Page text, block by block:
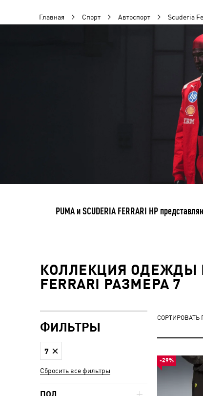
Главная Спорт Автоспорт Scuderia
PUMA и SCUDERIA FERRARI HP
КОЛЛЕКЦИЯ ОДЕЖДЫ И
FERRARI РАЗМЕРА 7
СОРТИРОВАТЬ
-29%
ФИЛЬТРЫ
7
Сбросить все фильтры
ПОЛ